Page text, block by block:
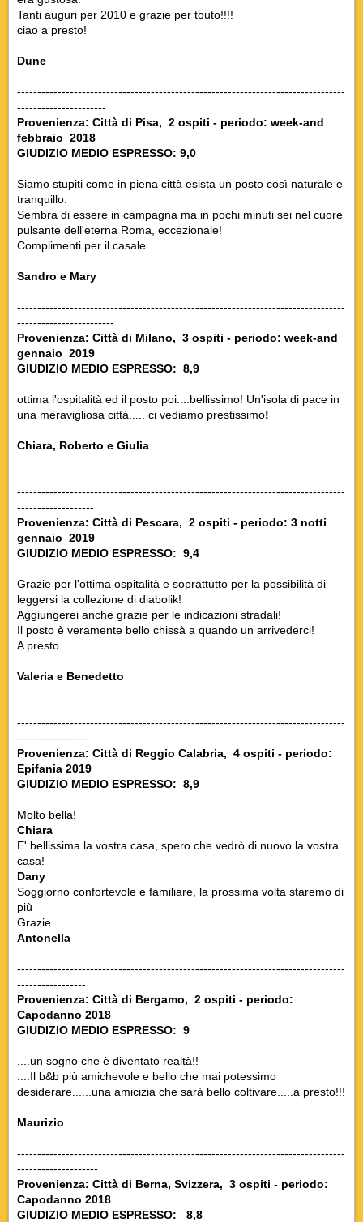
Tanti auguri per 2010 e grazie per touto!!!!
ciao a presto!
Dune
---------------------------------------------------------------------------------
----------------------
Provenienza: Città di Pisa, 2 ospiti - periodo: week-and
febbraio 2018
GIUDIZIO MEDIO ESPRESSO: 9,0
Siamo stupiti come in piena città esista un posto così naturale e
tranquillo.
Sembra di essere in campagna ma in pochi minuti sei nel cuore
pulsante dell'eterna Roma, eccezionale!
Complimenti per il casale.
Sandro e Mary
---------------------------------------------------------------------------------
------------------------
Provenienza: Città di Milano, 3 ospiti - periodo: week-and
gennaio 2019
GIUDIZIO MEDIO ESPRESSO: 8,9
ottima l'ospitalità ed il posto poi....bellissimo! Un'isola di pace in
una meravigliosa città..... ci vediamo prestissimo!
Chiara, Roberto e Giulia
---------------------------------------------------------------------------------
-------------------
Provenienza: Città di Pescara, 2 ospiti - periodo: 3 notti
gennaio 2019
GIUDIZIO MEDIO ESPRESSO: 9,4
Grazie per l'ottima ospitalità e soprattutto per la possibilità di
leggersi la collezione di diabolik!
Aggiungerei anche grazie per le indicazioni stradali!
Il posto è veramente bello chissà a quando un arrivederci!
A presto
Valeria e Benedetto
---------------------------------------------------------------------------------
------------------
Provenienza: Città di Reggio Calabria, 4 ospiti - periodo:
Epifania 2019
GIUDIZIO MEDIO ESPRESSO: 8,9
Molto bella!
Chiara
E' bellissima la vostra casa, spero che vedrò di nuovo la vostra
casa!
Dany
Soggiorno confortevole e familiare, la prossima volta staremo di
più
Grazie
Antonella
---------------------------------------------------------------------------------
-----------------
Provenienza: Città di Bergamo, 2 ospiti - periodo:
Capodanno 2018
GIUDIZIO MEDIO ESPRESSO: 9
....un sogno che è diventato realtà!!
....Il b&b più amichevole e bello che mai potessimo
desiderare......una amicizia che sarà bello coltivare.....a presto!!!
Maurizio
---------------------------------------------------------------------------------
--------------------
Provenienza: Città di Berna, Svizzera, 3 ospiti - periodo:
Capodanno 2018
GIUDIZIO MEDIO ESPRESSO: 8,8